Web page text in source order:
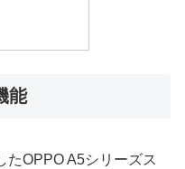
能
たOPPO A5シリーズス